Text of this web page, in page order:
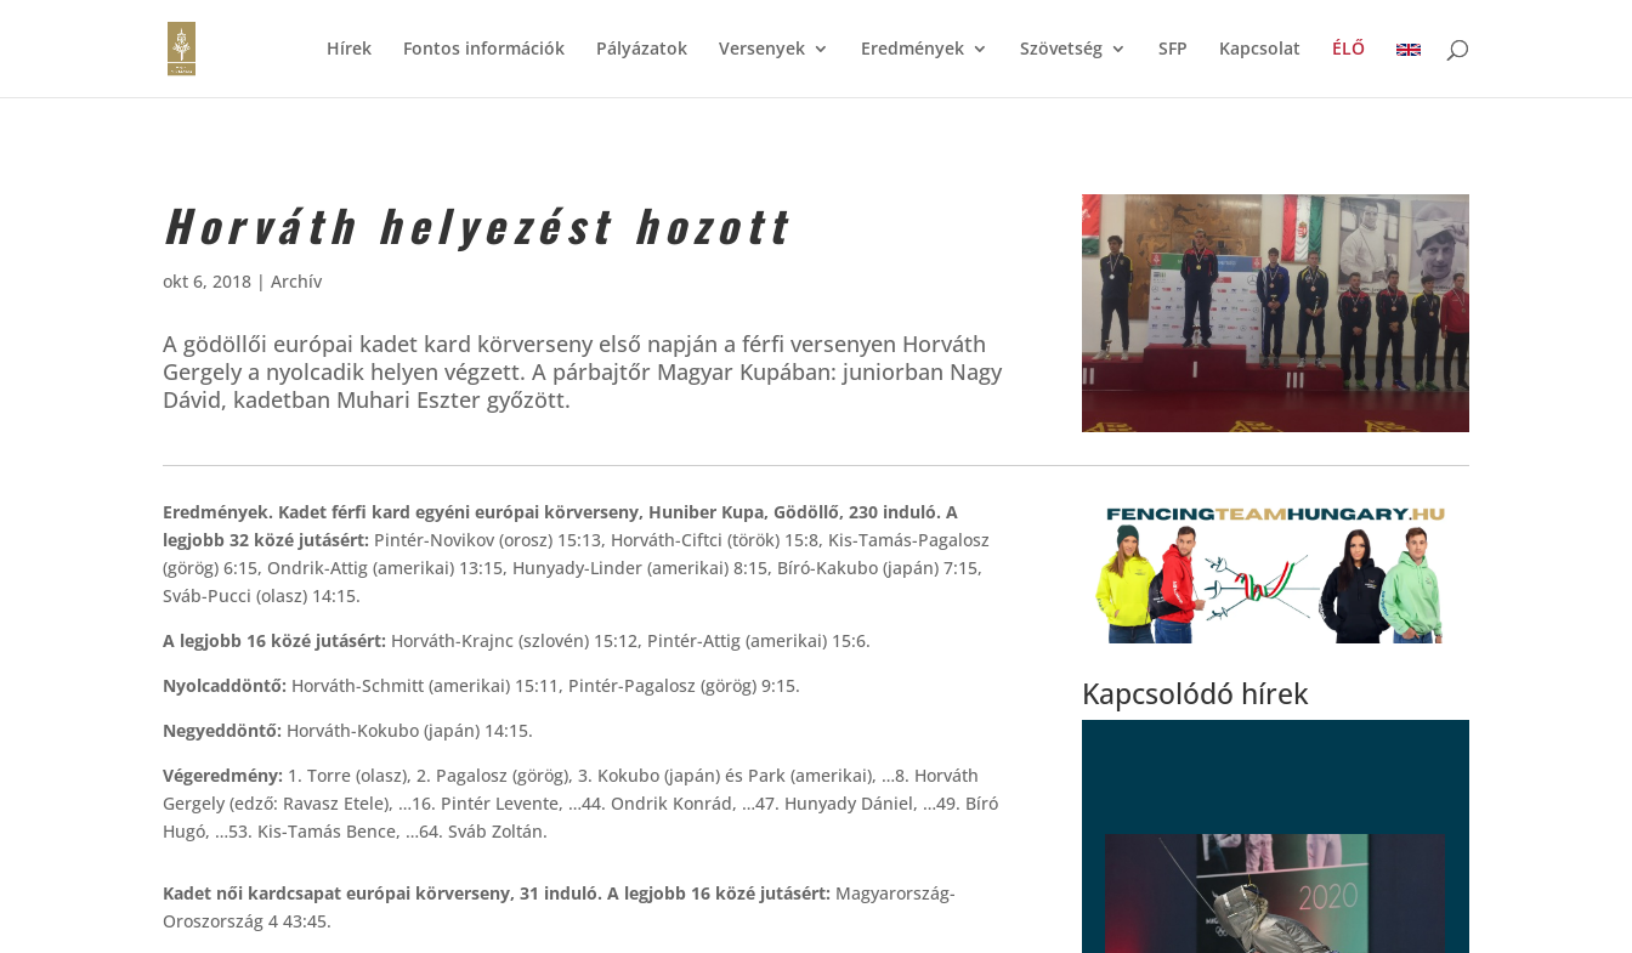
Hírek Fontos információk Pályázatok Versenyek Eredmények Szövetség SFP Kapcsolat ÉLŐ
Horváth helyezést hozott
okt 6, 2018 |Archív
A gödöllői európai kadet kard körverseny első napján a férfi versenyen Horváth
Gergely a nyolcadik helyen végzett. A párbajtőr Magyar Kupában: juniorban Nagy
Dávid, kadetban Muhari Eszter győzött.
Eredmények. Kadet férfi kard egyéni európai körverseny, Huniber Kupa, Gödöllő, 230 induló. A
legjobb 32 közé jutásért: Pintér-Novikov (orosz) 15:13, Horváth-Ciftci (török) 15:8, Kis-Tamás-Pagalosz
(görög) 6:15, Ondrik-Attig (amerikai) 13:15, Hunyady-Linder (amerikai) 8:15, Bíró-Kakubo (japán) 7:15,
Sváb-Pucci (olasz) 14:15.
A legjobb 16 közé jutásért: Horváth-Krajnc (szlovén) 15:12, Pintér-Attig (amerikai) 15:6.
Nyolcaddöntő: Horváth-Schmitt (amerikai) 15:11, Pintér-Pagalosz (görög) 9:15.
Negyeddöntő: Horváth-Kokubo (japán) 14:15.
Végeredmény: 1. Torre (olasz), 2. Pagalosz (görög), 3. Kokubo (japán) és Park (amerikai), …8. Horváth
Gergely (edző: Ravasz Etele), …16. Pintér Levente, …44. Ondrik Konrád, …47. Hunyady Dániel, …49. Bíró
Hugó, …53. Kis-Tamás Bence, …64. Sváb Zoltán.
Kadet női kardcsapat európai körverseny, 31 induló. A legjobb 16 közé jutásért: Magyarország-
Oroszország 4 43:45.
Kapcsolódó hírek